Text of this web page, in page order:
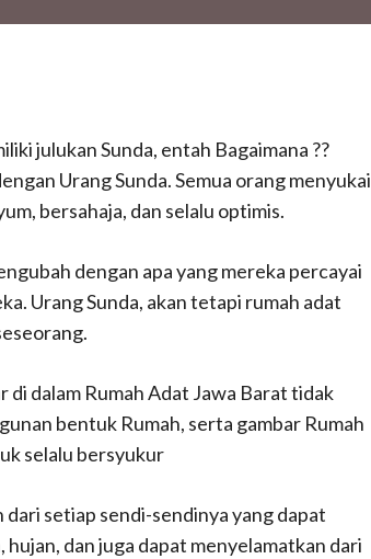
julukan Sunda, entah Bagaimana ??
Urang Sunda.Semua orang menyukai
bersahaja, dan selalu optimis.
dengan apa yang mereka percayai
Urang Sunda, akan tetapi rumah adat
dalam Rumah Adat Jawa Barat tidak
bentuk Rumah, serta gambar Rumah
selalu bersyukur
dari setiap sendi-sendinya yang dapat
dan juga dapat menyelamatkan dari